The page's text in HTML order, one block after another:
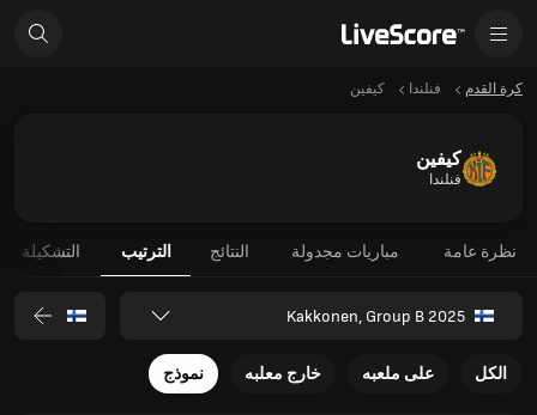
كرة القدم فنلندا كيفين
كيفين
فنلندا
نظرة عامة مباريات مجدولة النتائج الترتيب التشكيلة
Kakkonen, Group B 2025
الكل على ملعبه خارج معلبه نموذج